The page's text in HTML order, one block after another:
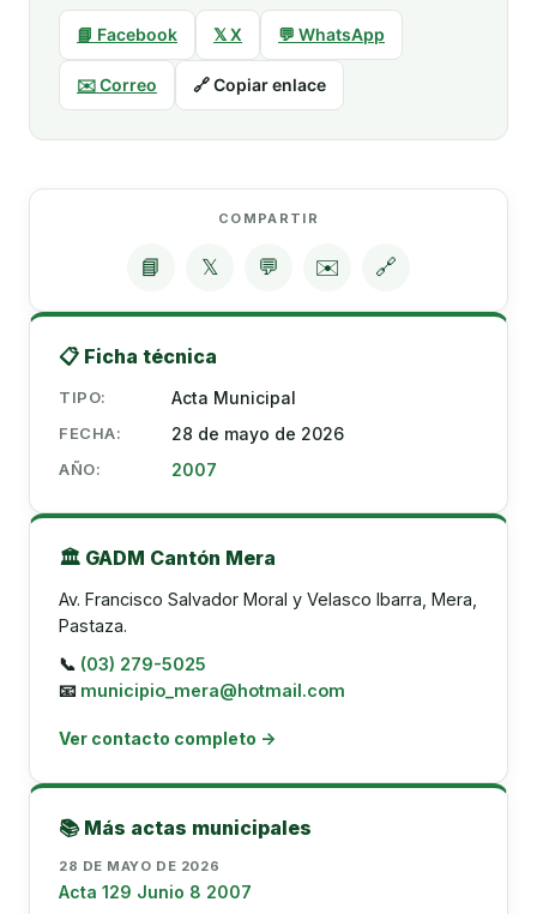
📘 Facebook 𝕏 X 💬 WhatsApp
✉️ Correo 🔗 Copiar enlace
COMPARTIR
📘 𝕏 💬 ✉️ 🔗
📋 Ficha técnica
TIPO: Acta Municipal
FECHA: 28 de mayo de 2026
AÑO: 2007
🏛️ GADM Cantón Mera
Av. Francisco Salvador Moral y Velasco Ibarra, Mera,
Pastaza.
📞 (03) 279-5025
📧 municipio_mera@hotmail.com
Ver contacto completo →
📚 Más actas municipales
28 DE MAYO DE 2026
Acta 129 Junio 8 2007